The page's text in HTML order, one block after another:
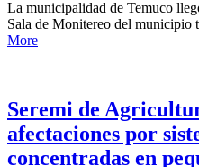
La municipalidad de Temuco
Sala de Monitereo del municipio
More
Seremi de
afectaciones por
concentradas en